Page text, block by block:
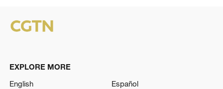
EXPLORE MORE
English
Español